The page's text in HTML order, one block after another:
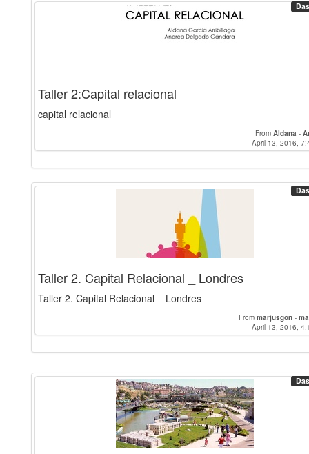
Taller 2:Capital relacional
capital relacional
From Aldana -
April 13, 2016,
Taller 2. Capital Relacional _ Londres
Taller 2. Capital Relacional _ Londres
From marjusgon -
April 13, 2016,